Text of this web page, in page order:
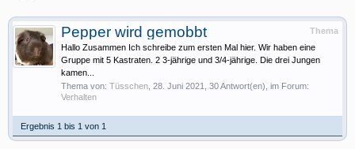
Thema
Pepper wird gemobbt
Hallo Zusammen Ich schreibe zum ersten Mal hier. Wir haben eine
Gruppe mit 5 Kastraten. 2 3-jährige und 3/4-jährige. Die drei Jungen
kamen...
Thema von: Tüsschen 28. Juni 2021
, 30 Antwort(en), im Forum:
Verhalten
Ergebnis 1 bis 1 von 1